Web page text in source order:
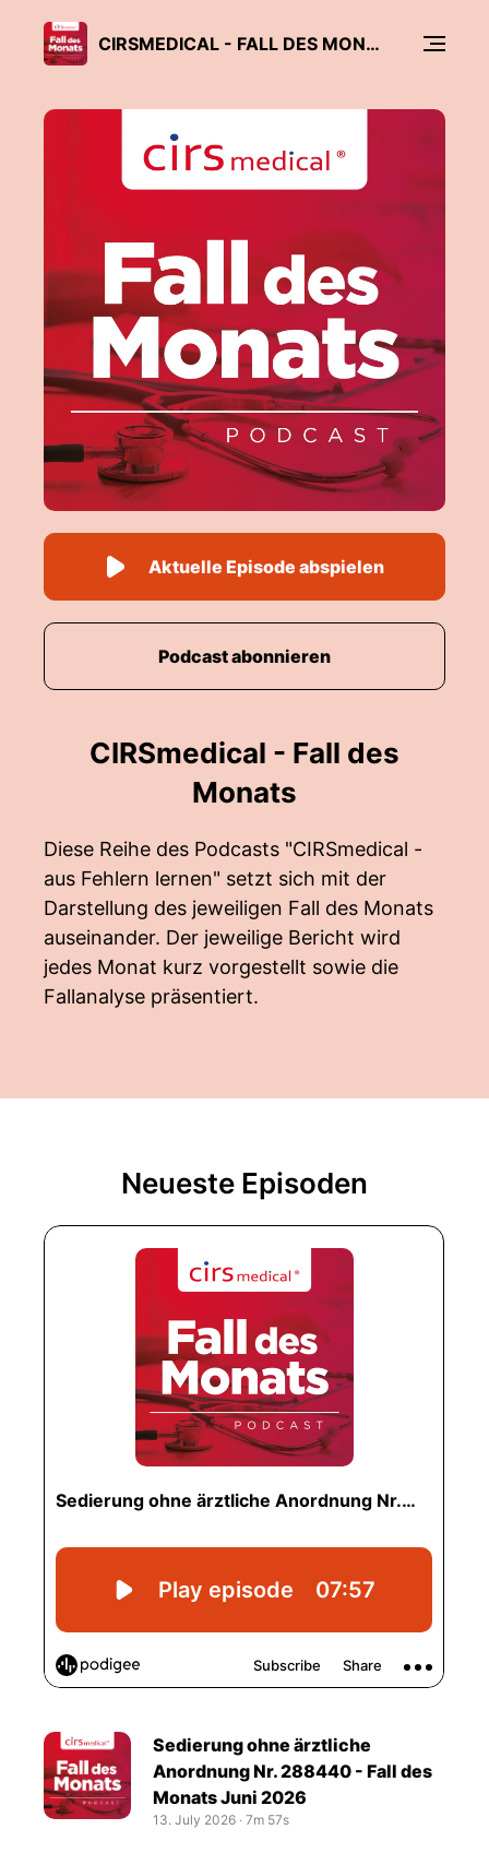
CIRSMEDICAL - FALL DES MONATS
CIRSmedical - Fall des
Monats
Diese Reihe des Podcasts "CIRSmedical -
aus Fehlern lernen" setzt sich mit der
Darstellung des jeweiligen Fall des Monats
auseinander. Der jeweilige Bericht wird
jedes Monat kurz vorgestellt sowie die
Fallanalyse präsentiert.
Aktuelle Episode abspielen
Podcast abonnieren
Neueste Episoden
Sedierung ohne ärztliche
Anordnung Nr. 288440 - Fall des
Monats Juni 2026
13. July 2026 ‧ 7m 57s